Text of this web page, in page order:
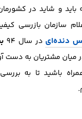
و شاید در
سازمان بازرسی
دنده‌ای در سال 94
میان مشتریان به دست
باشید تا به